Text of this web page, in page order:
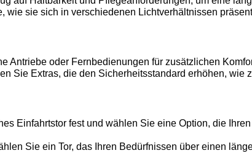
sie sich in verschiedenen Lichtverhältnissen
Antriebe oder Fernbedienungen für zusätzlichen
Sie Extras, die den Sicherheitsstandard erhöhen, wie
Einfahrtstor fest und wählen Sie eine Option, die
Sie ein Tor, das Ihren Bedürfnissen über einen